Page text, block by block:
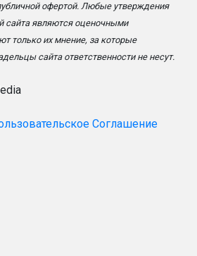
офертой. Любые утверждения
сайта являются оценочными
только их мнение, за которые
сайта ответственности не несут.
Соглашение